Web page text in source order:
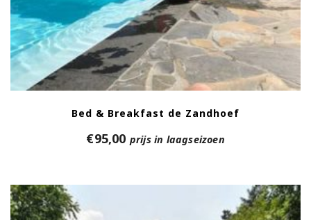
Bed & Breakfast de Zandhoef
€95,00 prijs in laagseizoen